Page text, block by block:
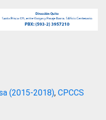
(2015-2018), CPCCS